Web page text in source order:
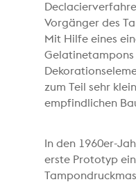
Vorgänger des
Mit Hilfe eines
zum Teil sehr
empfindlichen
In den 1960er-
erste Prototyp